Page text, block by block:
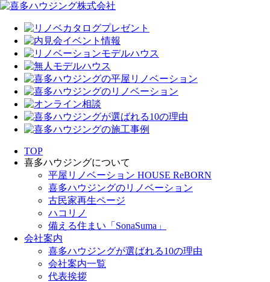
TOP
喜多ハウジングについて
平屋リノベーション HOUSE ReBORN
喜多ハウジングのリノベーション
古民家再生ページ
ハコリノ
備える住まい「SonaSuma」
会社案内
喜多ハウジングが選ばれる10の理由
会社案内一覧
代表挨拶